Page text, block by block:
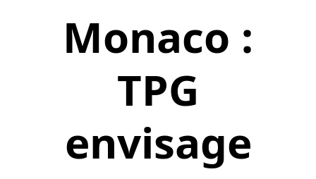
Monaco :
TPG
envisage